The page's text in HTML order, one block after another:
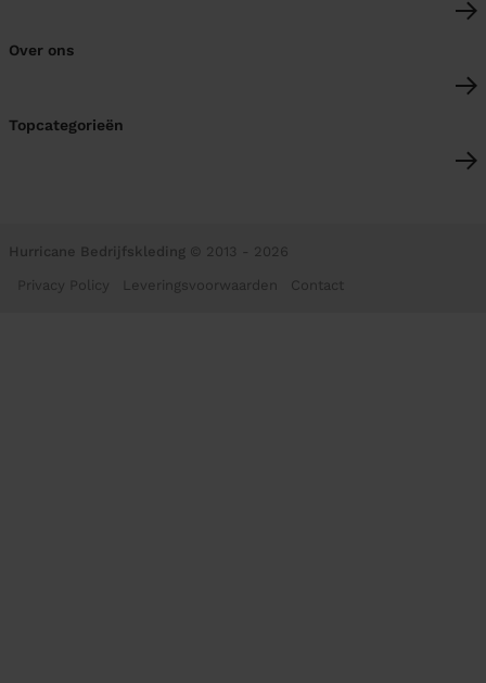
Over ons
Topcategorieën
Hurricane Bedrijfskleding © 2013 - 2026
Privacy Policy Leveringsvoorwaarden Contact